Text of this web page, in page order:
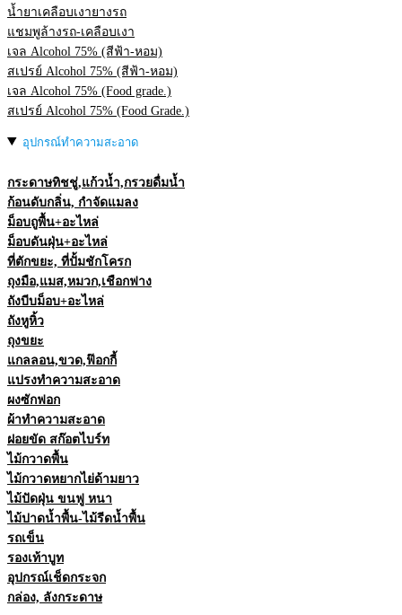
น้ำยาเคลือบเงายางรถ
แชมพูล้างรถ-เคลือบเงา
เจล Alcohol 75% (สีฟ้า-หอม)
สเปรย์ Alcohol 75% (สีฟ้า-หอม)
เจล Alcohol 75% (Food grade.)
สเปรย์ Alcohol 75% (Food Grade.)
อุปกรณ์ทำความสะอาด
กระดาษทิชชู่,แก้วน้ำ,กรวยดื่มน้ำ
ก้อนดับกลิ่น, กำจัดแมลง
ม็อบถูพื้น+อะไหล่
ม็อบดันฝุ่น+อะไหล่
ที่ตักขยะ, ที่ปั้มชักโครก
ถุงมือ,แมส,หมวก,เชือกฟาง
ถังบีบม็อบ+อะไหล่
ถังหูหิ้ว
ถุงขยะ
แกลลอน,ขวด,ฟ๊อกกี้
แปรงทำความสะอาด
ผงซักฟอก
ผ้าทำความสะอาด
ฝอยขัด สก๊อตไบร์ท
ไม้กวาดพื้น
ไม้กวาดหยากไย่ด้ามยาว
ไม้ปัดฝุ่น ขนฟู หนา
ไม้ปาดน้ำพื้น-ไม้รีดน้ำพื้น
รถเข็น
รองเท้าบูท
อุปกรณ์เช็ดกระจก
กล่อง, ลังกระดาษ